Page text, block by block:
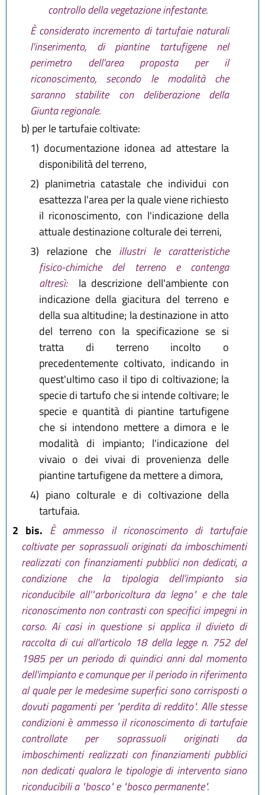
controllo della vegetazione infestante.
È considerato incremento di tartufaie naturali
l'inserimento, di piantine tartufigene nel
perimetro dell'area proposta per il
riconoscimento, secondo le modalità che
saranno stabilite con deliberazione della
Giunta regionale.
b) per le tartufaie coltivate:
1) documentazione idonea ad attestare la
disponibilità del terreno,
2) planimetria catastale che individui con
esattezza l'area per la quale viene richiesto
il riconoscimento, con l'indicazione della
attuale destinazione colturale dei terreni,
3) relazione che illustri le caratteristiche
fisico-chimiche del terreno e contenga
altresì:
la descrizione dell'ambiente con
indicazione della giacitura del terreno e
della sua altitudine; la destinazione in atto
del terreno con la specificazione se si
tratta di terreno incolto o
precedentemente coltivato, indicando in
quest'ultimo caso il tipo di coltivazione; la
specie di tartufo che si intende coltivare; le
specie e quantità di piantine tartufigene
che si intendono mettere a dimora e le
modalità di impianto; l'indicazione del
vivaio o dei vivai di provenienza delle
piantine tartufigene da mettere a dimora,
4) piano colturale e di coltivazione della
tartufaia.
2 bis. È ammesso il riconoscimento di tartufaie
coltivate per soprassuoli originati da imboschimenti
realizzati con finanziamenti pubblici non dedicati, a
condizione che la tipologia dell'impianto sia
riconducibile all'"arboricoltura da legno" e che tale
riconoscimento non contrasti con specifici impegni in
corso. Ai casi in questione si applica il divieto di
raccolta di cui all'articolo 18 della legge n. 752 del
1985 per un periodo di quindici anni dal momento
dell'impianto e comunque per il periodo in riferimento
al quale per le medesime superfici sono corrisposti o
dovuti pagamenti per "perdita di reddito". Alle stesse
condizioni è ammesso il riconoscimento di tartufaie
controllate per soprassuoli originati da
imboschimenti realizzati con finanziamenti pubblici
non dedicati qualora le tipologie di intervento siano
riconducibili a "bosco" e "bosco permanente".